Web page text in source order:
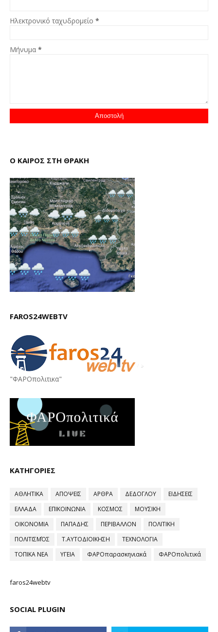
Ηλεκτρονικό ταχυδρομείο *
Μήνυμα *
Ο ΚΑΙΡΟΣ ΣΤΗ ΘΡΑΚΗ
FAROS24WEBTV
"ΦΑΡΟπολιτικα"
ΚΑΤΗΓΟΡΙΕΣ
ΑΘΛΗΤΙΚΑ ΑΠΟΨΕΙΣ ΑΡΘΡΑ ΔΕΔΟΓΛΟΥ
ΕΙΔΗΣΕΙΣ
ΕΛΛΑΔΑ
ΕΠΙΚΟΙΝΩΝΙΑ ΚΟΣΜΟΣ
ΜΟΥΣΙΚΗ
ΟΙΚΟΝΟΜΙΑ
ΠΑΠΑΔΗΣ ΠΕΡΙΒΑΛΛΟΝ
ΠΟΛΙΤΙΚΗ
ΠΟΛΙΤΙΣΜΌΣ
Τ.ΑΥΤΟΔΙΟΙΚΗΣΗ
ΤΕΧΝΟΛΟΓΙΑ
ΤΟΠΙΚΑ ΝΕΑ
ΥΓΕΙΑ ΦΑΡΟπαρασκηνιακά ΦΑΡΟπολιτικά
faros24webtv
SOCIAL PLUGIN